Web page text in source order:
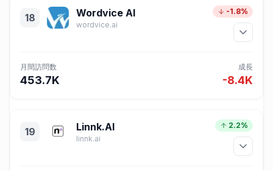
18 Wordvice AI
wordvice.ai
-1.8%
月間訪問数
453.7K
成長
-8.4K
19 Linnk.AI
linnk.ai
2.2%